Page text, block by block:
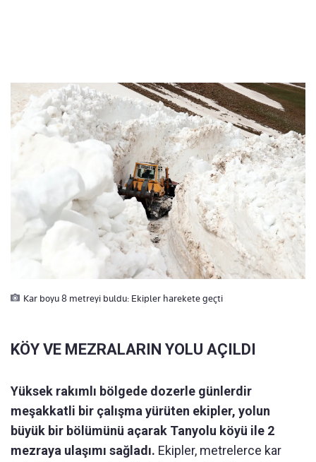
Kar boyu 8 metreyi buldu: Ekipler harekete geçti
KÖY VE MEZRALARIN YOLU AÇILDI
Yüksek rakımlı bölgede dozerle günlerdir
meşakkatli bir çalışma yürüten ekipler, yolun
büyük bir bölümünü açarak Tanyolu köyü ile 2
mezraya ulaşımı sağladı. Ekipler, metrelerce kar